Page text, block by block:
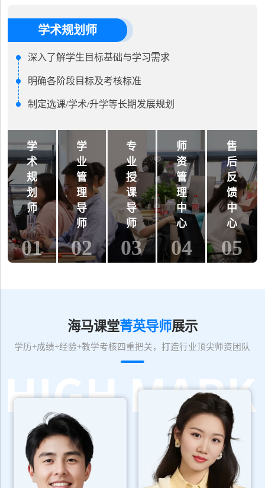
学术规划师
深入了解学生目标基础与学习需求
明确各阶段目标及考核标准
制定选课/学术/升学等长期发展规划
学
术
规
划
师
01
学
业
管
理
导
师
02
专
业
授
课
导
师
03
师
资
管
理
中
心
04
售
后
反
馈
中
心
05
海马课堂菁英导师展示
学历+成绩+经验+教学考核四重把关，打造行业顶尖师资团队